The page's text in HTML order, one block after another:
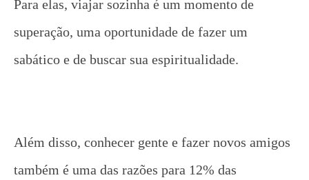
Para elas, viajar sozinha é um momento de
superação, uma oportunidade de fazer um
sabático e de buscar sua espiritualidade.
Além disso, conhecer gente e fazer novos amigos
também é uma das razões para 12% das